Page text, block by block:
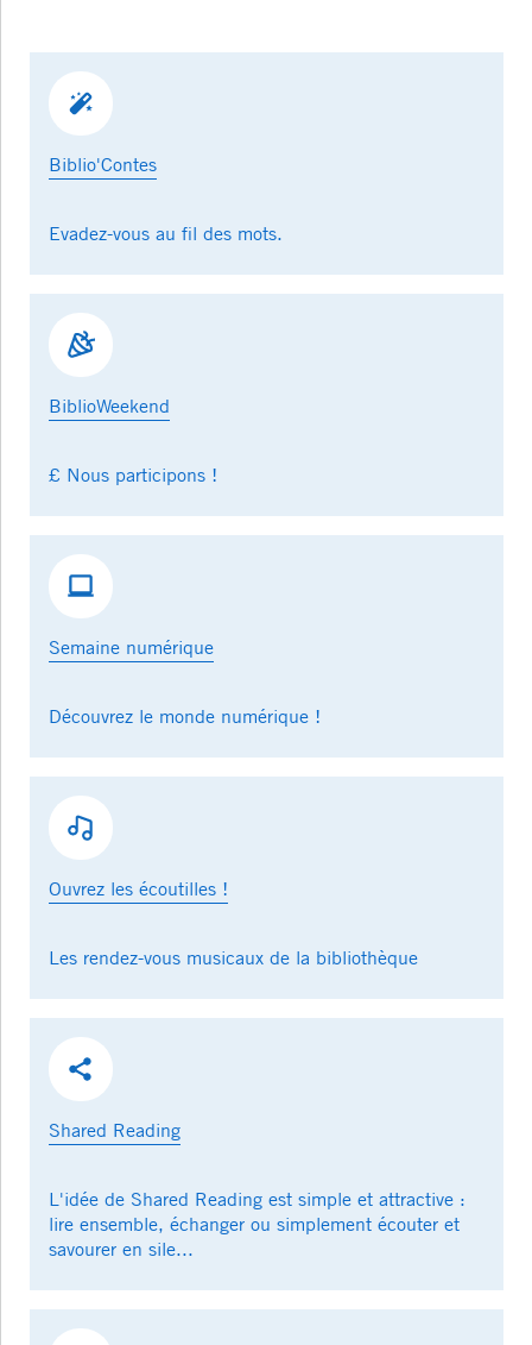
Biblio'Contes
Evadez-vous au fil des mots.
BiblioWeekend
£ Nous participons !
Semaine numérique
Découvrez le monde numérique !
Ouvrez les écoutilles !
Les rendez-vous musicaux de la bibliothèque
Shared Reading
L'idée de Shared Reading est simple et attractive :
lire ensemble, échanger ou simplement écouter et
savourer en sile...